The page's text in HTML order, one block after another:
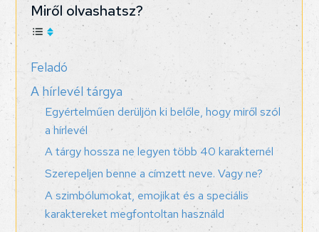
Miről olvashatsz?
Feladó
A hírlevél tárgya
Egyértelműen derüljön ki belőle, hogy miről szól
a hírlevél
A tárgy hossza ne legyen több 40 karakternél
Szerepeljen benne a címzett neve. Vagy ne?
A szimbólumokat, emojikat és a speciális
karaktereket megfontoltan használd